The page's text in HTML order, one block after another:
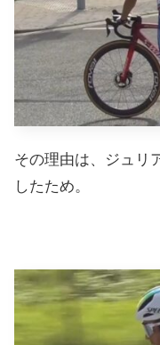
その理由は、ジュリ
したため。